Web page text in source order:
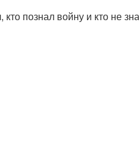
познал войну и кто не